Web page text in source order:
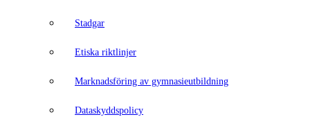
Stadgar
Etiska riktlinjer
Marknadsföring av gymnasieutbildning
Dataskyddspolicy